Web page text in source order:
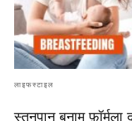
लाइफस्टाइल
स्तनपान बनाम